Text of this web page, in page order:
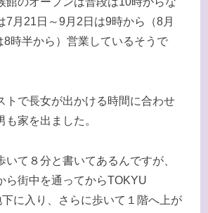
7月21日～9月2日は9時から（8月
8時半から）営業しているそうで
トで長女が出かける時間に合わせ
家を出ました。
いて８分と書いてあるんですが、
ら街中を通ってからTOKYU
に入り、さらに歩いて１階へ上が